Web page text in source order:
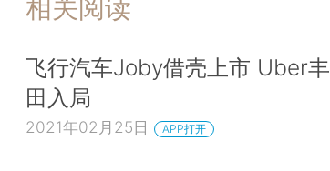
相关阅读
飞行汽车Joby借壳上市 Uber丰
田入局
2021年02月25日 APP打开